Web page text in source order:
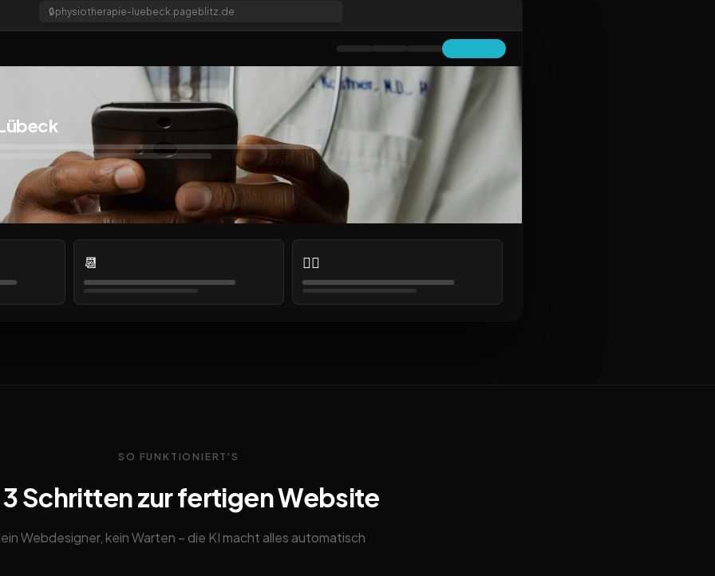
🔒physiotherapie-luebeck.pageblitz.de
📆 👩‍⚕️
SO FUNKTIONIERT'S
3 Schritten zur fertigen Website
Webdesigner, kein Warten – die KI macht alles automatisch